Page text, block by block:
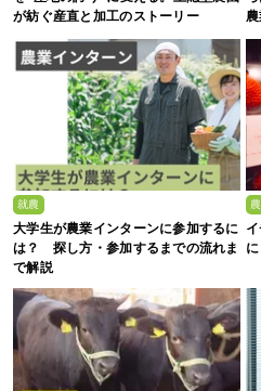
が紡ぐ産直と加工のストーリー
就農
大学生が農業インターンに参加するに
は？ 探し方・参加するまでの流れま
で解説